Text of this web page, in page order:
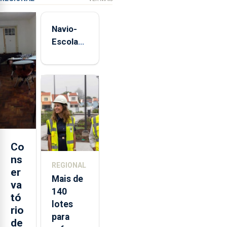
Co
ns
er
va
tó
rio
de
Navio-
Escola
está de
aos
Açores
REGIONAL
Mais de
140
lotes
para